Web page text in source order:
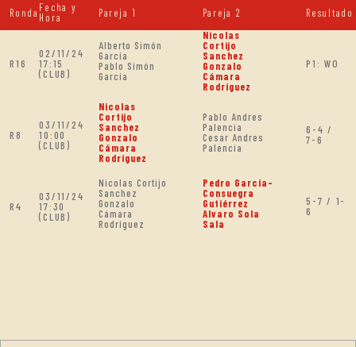
Ronda Fecha y
Hora
Pareja 1 Pareja 2 Resultado
R16
02/11/24
17:15
(CLUB)
Alberto Simón
García
Pablo Simón
García
Nicolas
Cortijo
Sanchez
Gonzalo
Cámara
Rodríguez
P1: WO
R8
03/11/24
10:00
(CLUB)
Nicolas
Cortijo
Sanchez
Gonzalo
Cámara
Rodríguez
Pablo Andres
Palencia
Cesar Andres
Palencia
6-4 /
7-6
R4
03/11/24
17:30
(CLUB)
Nicolas Cortijo
Sanchez
Gonzalo
Cámara
Rodríguez
Pedro García-
Consuegra
Gutiérrez
Alvaro Sola
Sala
5-7 / 1-
6